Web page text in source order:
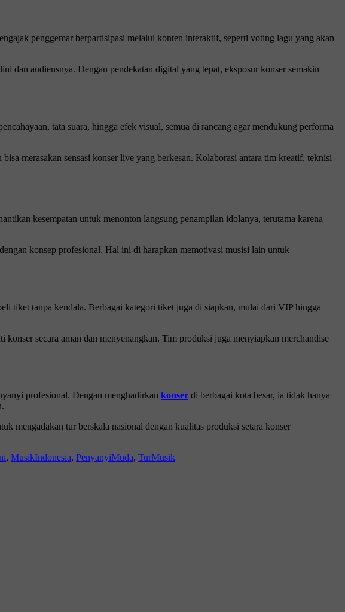
penggemar berpartisipasi melalui konten interaktif, seperti voting lagu yang akan
dan audiensnya. Dengan pendekatan digital yang tepat, eksposur konser semakin
tata suara, hingga efek visual, semua di rancang agar mendukung performa
merasakan sensasi konser live yang berkesan. Kolaborasi antara tim kreatif, teknisi
kesempatan untuk menonton langsung penampilan idolanya, terutama karena
konsep profesional. Hal ini di harapkan memotivasi musisi lain untuk
tiket tanpa kendala. Berbagai kategori tiket juga di siapkan, mulai dari VIP hingga
secara aman dan menyenangkan. Tim produksi juga menyiapkan merchandise
profesional. Dengan menghadirkan konser di berbagai kota besar, ia tidak hanya
mengadakan tur berskala nasional dengan kualitas produksi setara konser
, MusikIndonesia, PenyanyiMuda, TurMusik